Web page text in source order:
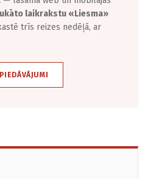
laikrakstu «Liesma»
trīs reizes nedēļā, ar